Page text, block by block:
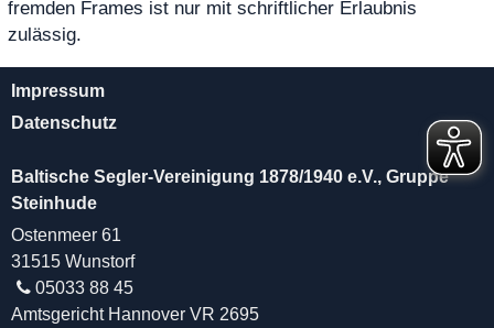
fremden Frames ist nur mit schriftlicher Erlaubnis
zulässig.
Impressum
Datenschutz
Baltische Segler-Vereinigung 1878/1940 e.V., Gruppe
Steinhude
Ostenmeer 61
31515 Wunstorf
05033 88 45
Amtsgericht Hannover VR 2695